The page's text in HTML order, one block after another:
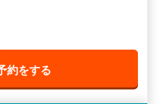
約をする